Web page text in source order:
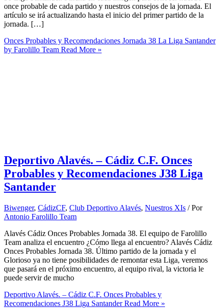
once probable de cada partido y nuestros consejos de la jornada. El
artículo se irá actualizando hasta el inicio del primer partido de la
jornada. […]
Onces Probables y Recomendaciones Jornada 38 La Liga Santander
by Farolillo Team Read More »
Deportivo Alavés. – Cádiz C.F. Onces
Probables y Recomendaciones J38 Liga
Santander
Biwenger, CádizCF, Club Deportivo Alavés, Nuestros XIs / Por
Antonio Farolillo Team
Alavés Cádiz Onces Probables Jornada 38. El equipo de Farolillo
Team analiza el encuentro ¿Cómo llega al encuentro? Alavés Cádiz
Onces Probables Jornada 38. Último partido de la jornada y el
Glorioso ya no tiene posibilidades de remontar esta Liga, veremos
que pasará en el próximo encuentro, al equipo rival, la victoria le
puede servir de mucho
Deportivo Alavés. – Cádiz C.F. Onces Probables y
Recomendaciones J38 Liga SantanderRead More »